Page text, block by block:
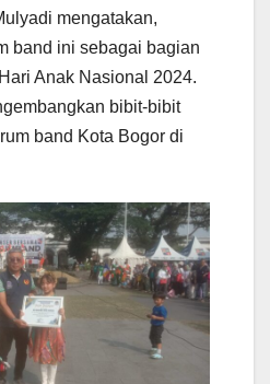
mengatakan,
band ini sebagai bagian
Anak Nasional 2024.
bibit-bibit
band Kota Bogor di